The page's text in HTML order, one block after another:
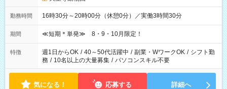
勤務時間 16時30分～20時00分（休憩0分）／実働3時間30分
期間 ≪短期＊単発≫ 8・9・10月限定！
特徴 週1日からOK / 40～50代活躍中 / 副業・WワークOK / シフト勤
務 / 10名以上の大量募集 / パソコンスキル不要
気になる！ 応募する 詳細へ